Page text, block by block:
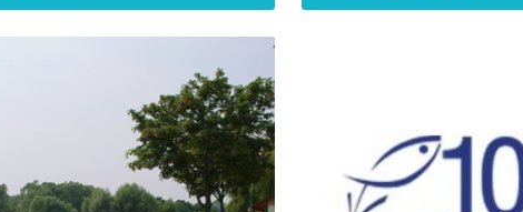
Prix non renseigné
You are passionate about
motorboating, pleasure boaters,
fishermen, tourists, sportsmen…
DÉCOUVRIR DÉCOUVRIR